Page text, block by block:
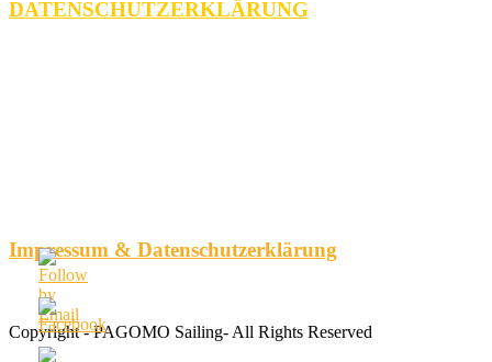
DATENSCHUTZERKLÄRUNG
Impressum & Datenschutzerklärung
Copyright - PAGOMO Sailing- All Rights Reserved